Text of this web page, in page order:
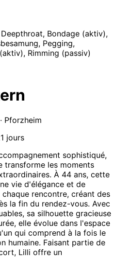
Bondage (aktiv),
Pegging,
Rimming (passiv)
Pforzheim
jours
sophistiqué,
transforme les moments
À 44 ans, cette
vie d'élégance et de
rencontre, créant des
la fin du rendez-vous. Avec
sa silhouette gracieuse
elle évolue dans l'espace
qui comprend à la fois le
humaine. Faisant partie de
Lilli offre un